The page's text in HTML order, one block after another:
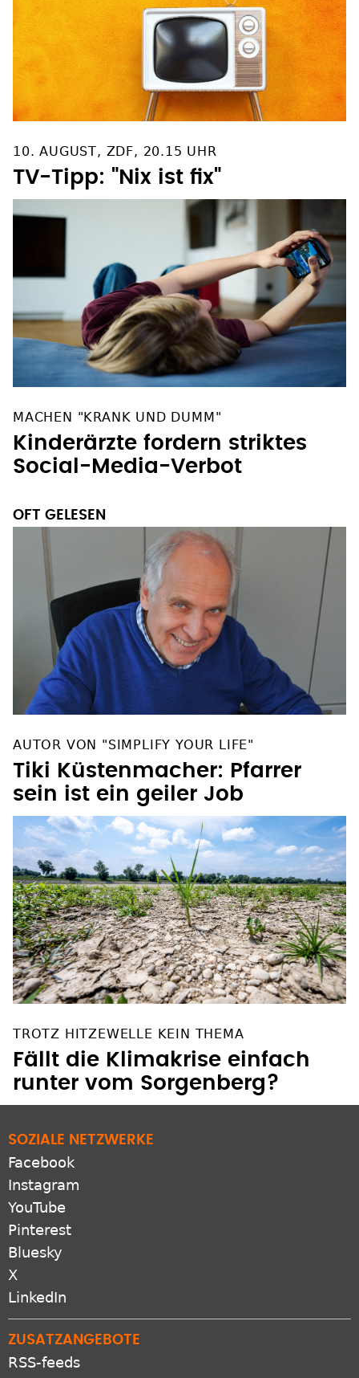
TV-Tipp: "Nix ist fix"
Kinderärzte fordern striktes
Social-Media-Verbot
Tiki Küstenmacher: Pfarrer
sein ist ein geiler Job
Fällt die Klimakrise einfach
runter vom Sorgenberg?
Facebook
Instagram
YouTube
Pinterest
Bluesky
X
LinkedIn
RSS-feeds
Newsletter